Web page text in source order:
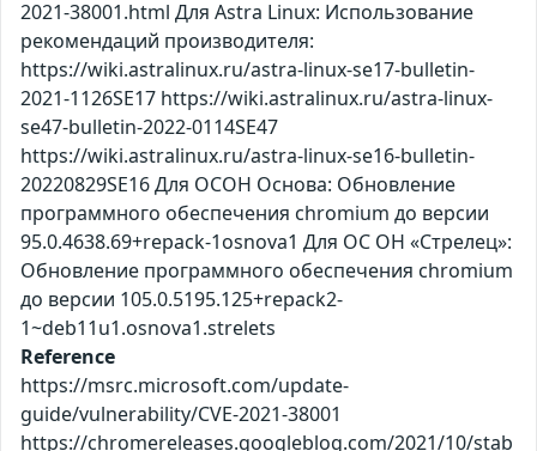
2021-38001.html Для Astra Linux: Использование
рекомендаций производителя:
https://wiki.astralinux.ru/astra-linux-se17-bulletin-
2021-1126SE17 https://wiki.astralinux.ru/astra-linux-
se47-bulletin-2022-0114SE47
https://wiki.astralinux.ru/astra-linux-se16-bulletin-
20220829SE16 Для ОСОН Основа: Обновление
программного обеспечения chromium до версии
95.0.4638.69+repack-1osnova1 Для ОС ОН «Стрелец»:
Обновление программного обеспечения chromium
до версии 105.0.5195.125+repack2-
1~deb11u1.osnova1.strelets
Reference
https://msrc.microsoft.com/update-
guide/vulnerability/CVE-2021-38001
https://chromereleases.googleblog.com/2021/10/stab